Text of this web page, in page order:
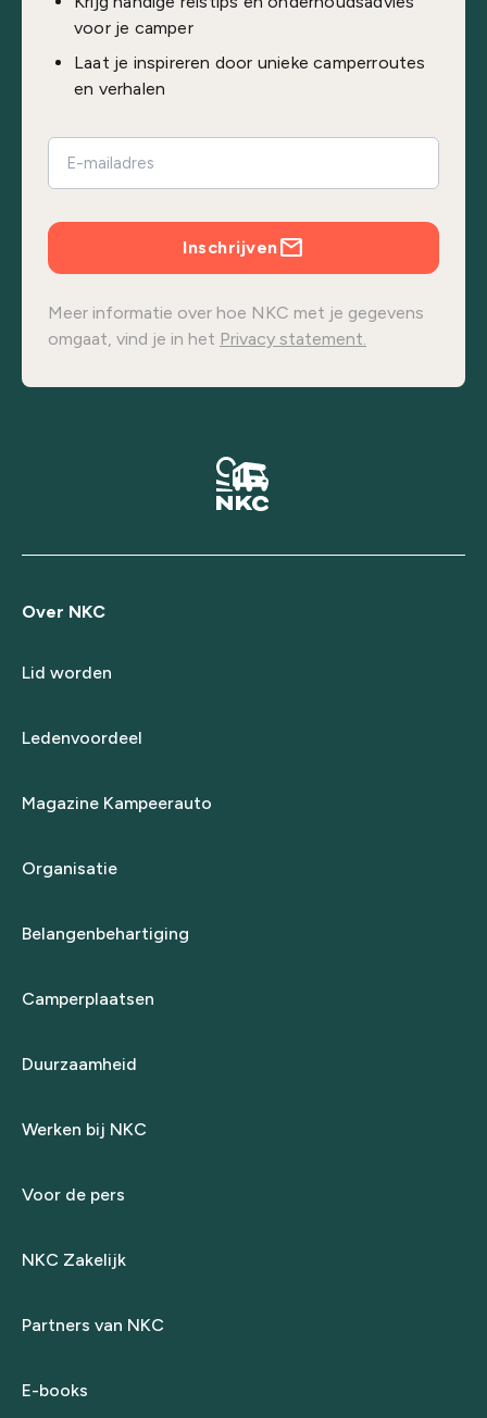
voor je camper
Laat je inspireren door unieke camperroutes
en verhalen
Inschrijven
Meer informatie over hoe NKC met je gegevens
omgaat, vind je in het Privacy statement.
Over NKC
Lid worden
Ledenvoordeel
Magazine Kampeerauto
Organisatie
Belangenbehartiging
Camperplaatsen
Duurzaamheid
Werken bij NKC
Voor de pers
NKC Zakelijk
Partners van NKC
E-books